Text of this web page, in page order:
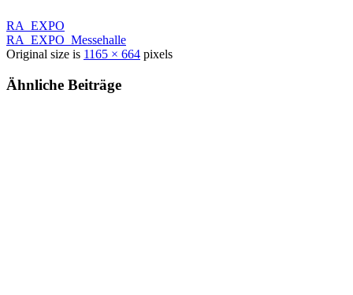
RA_EXPO
RA_EXPO_Messehalle
Original size is 1165 × 664 pixels
Ähnliche Beiträge